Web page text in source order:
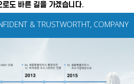
도 바른 길을 가겠습니다.
& TRUSTWORTHT, COMPANY